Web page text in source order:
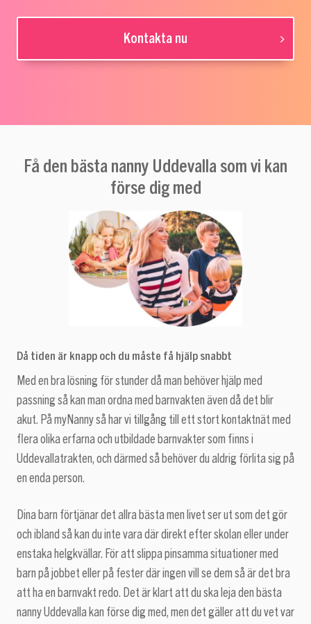
Kontakta nu
Få den bästa nanny Uddevalla som vi kan
förse dig med
Då tiden är knapp och du måste få hjälp snabbt
Med en bra lösning för stunder då man behöver hjälp med
passning så kan man ordna med barnvakten även då det blir
akut. På myNanny så har vi tillgång till ett stort kontaktnät med
flera olika erfarna och utbildade barnvakter som finns i
Uddevallatrakten, och därmed så behöver du aldrig förlita sig på
en enda person.
Dina barn förtjänar det allra bästa men livet ser ut som det gör
och ibland så kan du inte vara där direkt efter skolan eller under
enstaka helgkvällar. För att slippa pinsamma situationer med
barn på jobbet eller på fester där ingen vill se dem så är det bra
att ha en barnvakt redo. Det är klart att du ska leja den bästa
nanny Uddevalla kan förse dig med, men det gäller att du vet var